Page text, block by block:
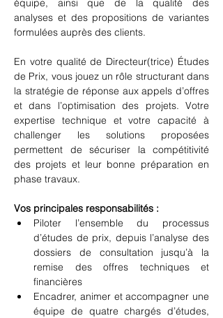
équipe, ainsi que de la qualité des
analyses et des propositions de variantes
formulées auprès des clients.
En votre qualité de Directeur(trice) Études
de Prix, vous jouez un rôle structurant dans
la stratégie de réponse aux appels d’offres
et dans l’optimisation des projets. Votre
expertise technique et votre capacité à
challenger les solutions proposées
permettent de sécuriser la compétitivité
des projets et leur bonne préparation en
phase travaux.
Vos principales responsabilités :
Piloter l’ensemble du processus
d’études de prix, depuis l’analyse des
dossiers de consultation jusqu’à la
remise des offres techniques et
financières
Encadrer, animer et accompagner une
équipe de quatre chargés d’études,